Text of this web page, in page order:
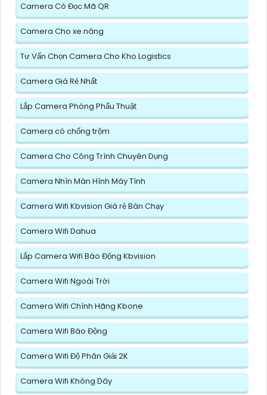
Camera Có Đọc Mã QR
Camera Cho xe nâng
Tư Vấn Chọn Camera Cho Kho Logistics
Camera Giá Rẻ Nhất
Lắp Camera Phòng Phẩu Thuật
Camera có chống trộm
Camera Cho Công Trình Chuyên Dụng
Camera Nhìn Màn Hình Máy Tính
Camera Wifi Kbvision Giá rẻ Bán Chạy
Camera Wifi Dahua
Lắp Camera Wifi Báo Động Kbvision
Camera Wifi Ngoài Trời
Camera Wifi Chính Hãng Kbone
Camera Wifi Báo Động
Camera Wifi Độ Phân Giải 2K
Camera Wifi Không Dây